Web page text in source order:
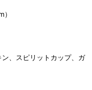
、スピリットカップ、ガ